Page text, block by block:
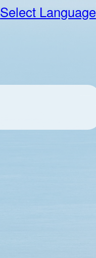
Select Language